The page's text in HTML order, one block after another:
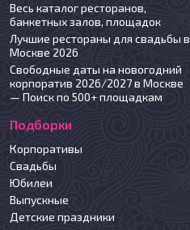
Весь каталог ресторанов,
банкетных залов, площадок
Лучшие рестораны для свадьбы в
Москве 2026
Свободные даты на новогодний
корпоратив 2026/2027 в Москве
— Поиск по 500+ площадкам
Подборки
Корпоративы
Свадьбы
Юбилеи
Выпускные
Детские праздники